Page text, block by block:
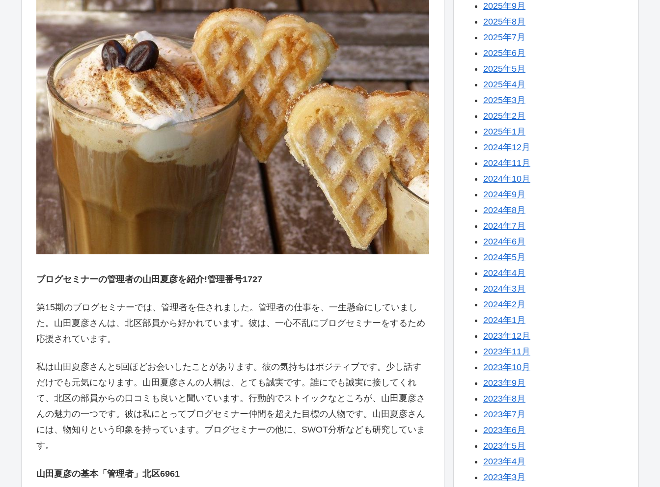
ブログセミナーの管理者の山田夏彦を紹介!管理番号1727
第15期のブログセミナーでは、管理者を任されました。管理者の仕事を、一生懸命にしていまし
た。山田夏彦さんは、北区部員から好かれています。彼は、一心不乱にブログセミナーをするため
応援されています。
私は山田夏彦さんと5回ほどお会いしたことがあります。彼の気持ちはポジティブです。少し話す
だけでも元気になります。山田夏彦さんの人柄は、とても誠実です。誰にでも誠実に接してくれ
て、北区の部員からの口コミも良いと聞いています。行動的でストイックなところが、山田夏彦さ
んの魅力の一つです。彼は私にとってブログセミナー仲間を超えた目標の人物です。山田夏彦さん
には、物知りという印象を持っています。ブログセミナーの他に、SWOT分析なども研究していま
す。
山田夏彦の基本「管理者」北区6961
2025年9月
2025年8月
2025年7月
2025年6月
2025年5月
2025年4月
2025年3月
2025年2月
2025年1月
2024年12月
2024年11月
2024年10月
2024年9月
2024年8月
2024年7月
2024年6月
2024年5月
2024年4月
2024年3月
2024年2月
2024年1月
2023年12月
2023年11月
2023年10月
2023年9月
2023年8月
2023年7月
2023年6月
2023年5月
2023年4月
2023年3月